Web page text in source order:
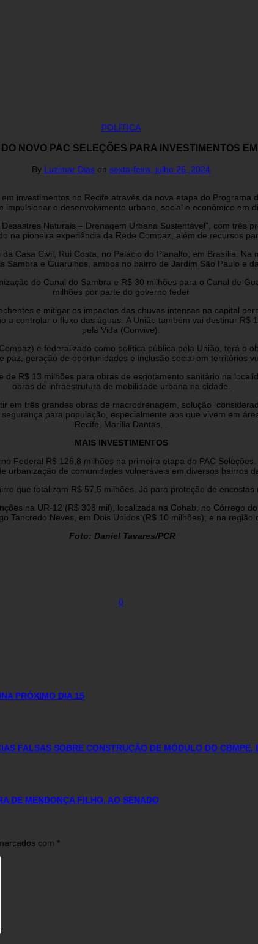
POLÍTICA
NOVO PAC SELEÇÕES PARA INVESTIMENTOS
By Luzimar Dias on sexta-feira, julho 26, 2024
investimentos no Recife através da nova etapa do Programa
impulsionar o desenvolvimento urbano, social e econômico em
Naturais – Drenagem Urbana Sustentável”, com três
na pioneira experiência da Rede Compaz, além de recursos
Casa Civil, Rui Costa, no Palácio do Planalto, em Brasília.
e Guarulhos, ambos no bairro de Jardim São Paulo e
do Canal do Sambra e R$ 30 milhões para o Canal de
milhões por parte do governo feder
e mitigar os impactos das chuvas intensas na capital
controlar o fluxo das águas. A União também vai destinar
pela Vida (Convive).
e federalizado como política pública pela União, terá o
paz, geração de oportunidades e inclusão social em territórios
R$ 13 milhões para obras de esgotamento sanitário na
obras de infraestrutura de mobilidade urbana na cidade.
em três grandes obras de macrodrenagem, solução
para população, especialmente aos que vivem em
Recife, Marília Dantas, .
MAIS INVESTIMENTOS
Federal R$ 126,8 milhões na primeira etapa do PAC
urbanização de comunidades vulneráveis em diversos bairros
que totalizam R$ 57,5 milhões. Já para proteção de
na UR-12 (R$ 308 mil), localizada na Cohab; no Córrego
Tancredo Neves, em Dois Unidos (R$ 10 milhões); e na região
Foto: Daniel Tavares/PCR
0
PRÓXIMO DIA 15
FALSAS SOBRE CONSTRUÇÃO DE MÓDULO DO CBMPE,
DE MENDONÇA FILHO, AO SENADO
com *